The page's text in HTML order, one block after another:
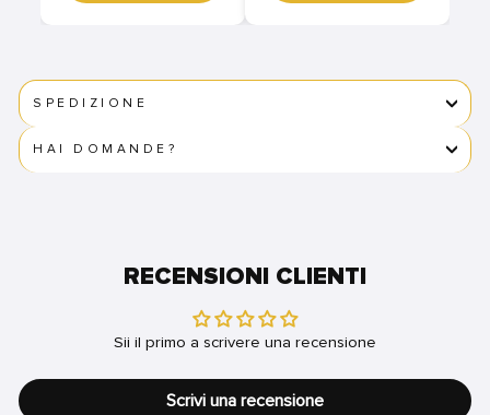
SPEDIZIONE
HAI DOMANDE?
RECENSIONI CLIENTI
Sii il primo a scrivere una recensione
Scrivi una recensione